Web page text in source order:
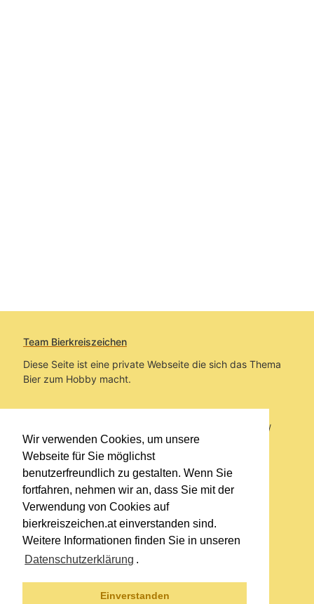
Wir verwenden Cookies, um unsere
Webseite für Sie möglichst
benutzerfreundlich zu gestalten. Wenn Sie
fortfahren, nehmen wir an, dass Sie mit der
Verwendung von Cookies auf
bierkreiszeichen.at einverstanden sind.
Weitere Informationen finden Sie in unseren
Datenschutzerklärung .
Einverstanden
Team Bierkreiszeichen
Diese Seite ist eine private Webseite die sich das Thema
Bier zum Hobby macht.
Sie befinden sich auf https://www.bierkreiszeichen.at/
im Pfad:Bierkreiszeichen/Gesammelte Biere
Erstellt: 2026-08-10
Links
Impressum
Datenschutzerklärung